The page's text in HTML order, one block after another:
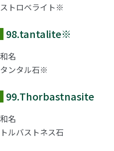
ストロベライト※
98.tantalite※
和名
タンタル石※
99.Thorbastnasite
和名
トルバストネス石